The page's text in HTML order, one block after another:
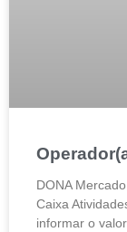
DONA
Caixa
informar o